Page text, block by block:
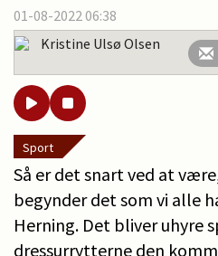
01-08-2022 06:38
Kristine Ulsø Olsen
Sport
Så er det snart ved at
begynder det som vi alle
Herning. Det bliver uhyre
dressurrytterne den